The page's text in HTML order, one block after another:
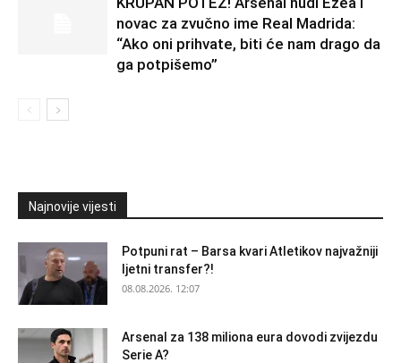
novac za zvučno ime Real Madrida:
“Ako oni prihvate, biti će nam drago da
ga potpišemo”
Najnovije vijesti
Potpuni rat – Barsa kvari Atletikov najvažniji
ljetni transfer?!
08.08.2026. 12:07
Arsenal za 138 miliona eura dovodi zvijezdu
Serie A?